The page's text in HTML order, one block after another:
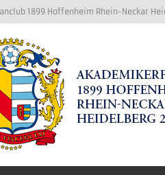
1899 Hoffenheim Rhein-Neckar